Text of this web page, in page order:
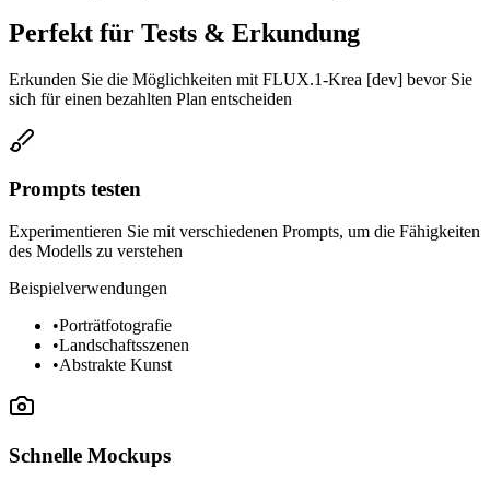
Perfekt für Tests & Erkundung
Erkunden Sie die Möglichkeiten mit FLUX.1-Krea [dev] bevor Sie
sich für einen bezahlten Plan entscheiden
Prompts testen
Experimentieren Sie mit verschiedenen Prompts, um die Fähigkeiten
des Modells zu verstehen
Beispielverwendungen
•Porträtfotografie
•Landschaftsszenen
•Abstrakte Kunst
Schnelle Mockups